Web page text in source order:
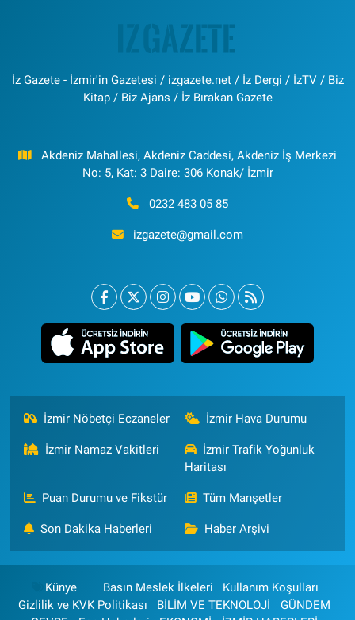
İz Gazete - İzmir'in Gazetesi / izgazete.net / İz Dergi / İzTV / Biz
Kitap / Biz Ajans / İz Bırakan Gazete
Akdeniz Mahallesi, Akdeniz Caddesi, Akdeniz İş Merkezi
No: 5, Kat: 3 Daire: 306 Konak/ İzmir
0232 483 05 85
izgazete@gmail.com
İzmir Nöbetçi Eczaneler İzmir Hava Durumu
İzmir Namaz Vakitleri
İzmir Trafik Yoğunluk
Haritası
Puan Durumu ve Fikstür Tüm Manşetler
Son Dakika Haberleri Haber Arşivi
Künye Basın Meslek İlkeleri
Kullanım Koşulları
Gizlilik ve KVK Politikası
BİLİM VE TEKNOLOJİ
GÜNDEM